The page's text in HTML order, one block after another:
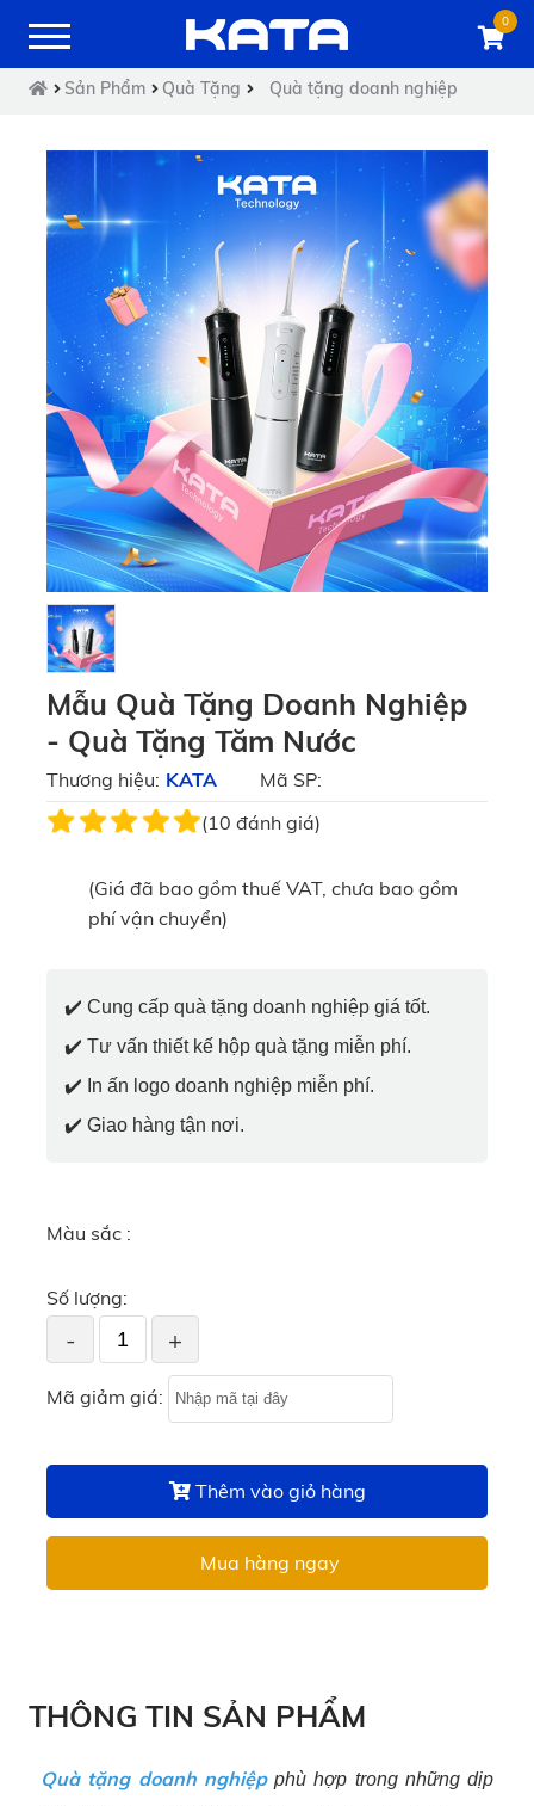
0
Sản Phẩm Quà Tặng Quà tặng doanh nghiệp
Mẫu Quà Tặng Doanh Nghiệp
- Quà Tặng Tăm Nước
Thương hiệu: KATA
Mã SP:
(10 đánh giá)
(Giá đã bao gồm thuế VAT, chưa bao gồm
phí vận chuyển)
✔️ Cung cấp quà tặng doanh nghiệp giá tốt.
✔️ Tư vấn thiết kế hộp quà tặng miễn phí.
✔️ In ấn logo doanh nghiệp miễn phí.
✔️ Giao hàng tận nơi.
Màu sắc :
Số lượng:
- +
Mã giảm giá:
Thêm vào giỏ hàng
Mua hàng ngay
THÔNG TIN SẢN PHẨM
Quà tặng doanh nghiệpphù hợp trong những dịp